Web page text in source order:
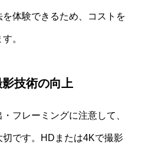
体験できるため、コストを
。
技術の向上
フレーミングに注意して、
です。HDまたは4Kで撮影